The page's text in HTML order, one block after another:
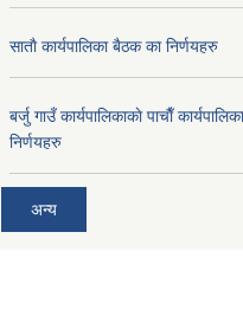
साताै‌ कार्यपालिका बैठक का निर्णयहरु
बर्जु गाउँ कार्यपालिकाकाे पाचाै‌ँ
निर्णयहरु
अन्य